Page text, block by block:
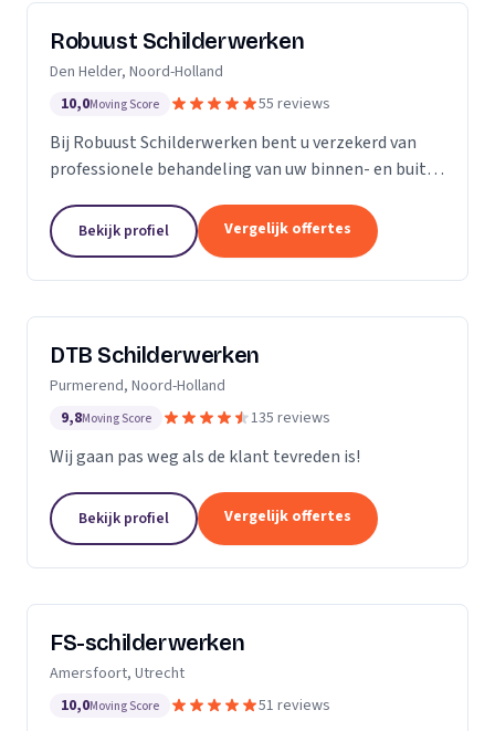
Robuust Schilderwerken
Den Helder, Noord-Holland
10,0Moving Score 55 reviews
Bij Robuust Schilderwerken bent u verzekerd van
professionele behandeling van uw binnen- en buiten
als nieuwbouwwoningen, en alles daar tussen in.
Bij...
Bekijk profiel Vergelijk offertes
DTB Schilderwerken
Purmerend, Noord-Holland
9,8Moving Score 135 reviews
Wij gaan pas weg als de klant tevreden is!
Bekijk profiel Vergelijk offertes
FS-schilderwerken
Amersfoort, Utrecht
10,0Moving Score 51 reviews